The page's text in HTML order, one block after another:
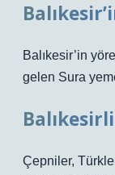
Balıkesir’in
gelen Sura
Çepniler,